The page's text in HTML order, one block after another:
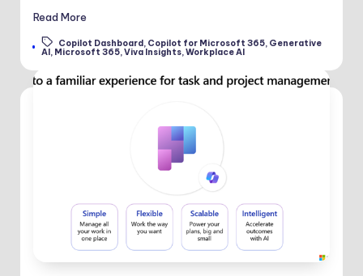
Read More
Tags: Copilot Dashboard, Copilot for Microsoft 365, Generative
AI , Microsoft 365,Viva Insights,Workplace AI